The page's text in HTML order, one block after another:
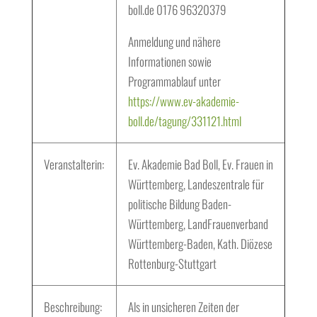
boll.de 0176 96320379
Anmeldung und nähere
Informationen sowie
Programmablauf unter
https://www.ev-akademie-
boll.de/tagung/331121.html
Veranstalterin:
Ev. Akademie Bad Boll, Ev. Frauen in
Württemberg, Landeszentrale für
politische Bildung Baden-
Württemberg, LandFrauenverband
Württemberg-Baden, Kath. Diözese
Rottenburg-Stuttgart
Beschreibung:
Als in unsicheren Zeiten der